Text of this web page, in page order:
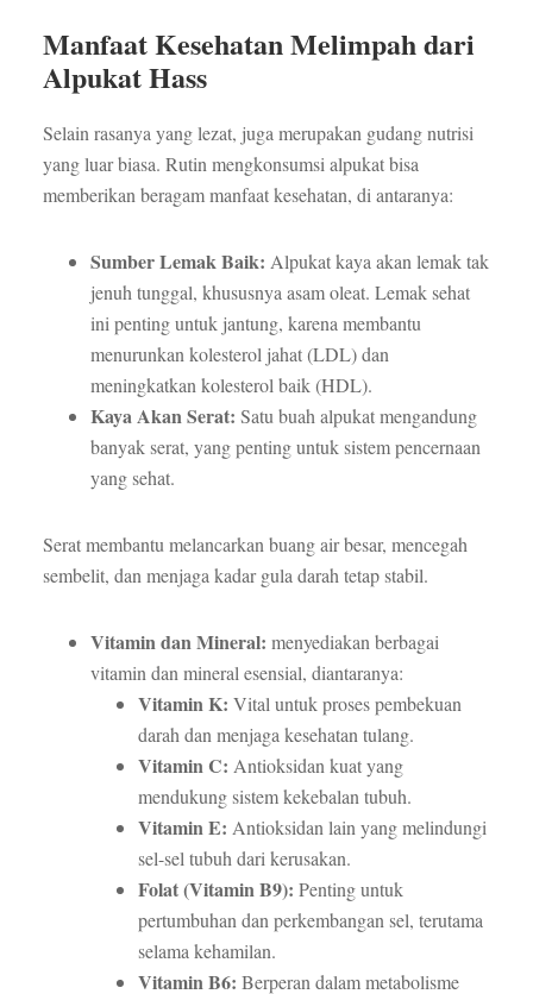
Manfaat Kesehatan Melimpah dari
Alpukat Hass
Selain rasanya yang lezat, juga merupakan gudang nutrisi
yang luar biasa. Rutin mengkonsumsi alpukat bisa
memberikan beragam manfaat kesehatan, di antaranya:
Sumber Lemak Baik: Alpukat kaya akan lemak tak
jenuh tunggal, khususnya asam oleat. Lemak sehat
ini penting untuk jantung, karena membantu
menurunkan kolesterol jahat (LDL) dan
meningkatkan kolesterol baik (HDL).
Kaya Akan Serat: Satu buah alpukat mengandung
banyak serat, yang penting untuk sistem pencernaan
yang sehat.
Serat membantu melancarkan buang air besar, mencegah
sembelit, dan menjaga kadar gula darah tetap stabil.
Vitamin dan Mineral: menyediakan berbagai
vitamin dan mineral esensial, diantaranya:
Vitamin K: Vital untuk proses pembekuan
darah dan menjaga kesehatan tulang.
Vitamin C: Antioksidan kuat yang
mendukung sistem kekebalan tubuh.
Vitamin E: Antioksidan lain yang melindungi
sel-sel tubuh dari kerusakan.
Folat (Vitamin B9): Penting untuk
pertumbuhan dan perkembangan sel, terutama
selama kehamilan.
Vitamin B6: Berperan dalam metabolisme